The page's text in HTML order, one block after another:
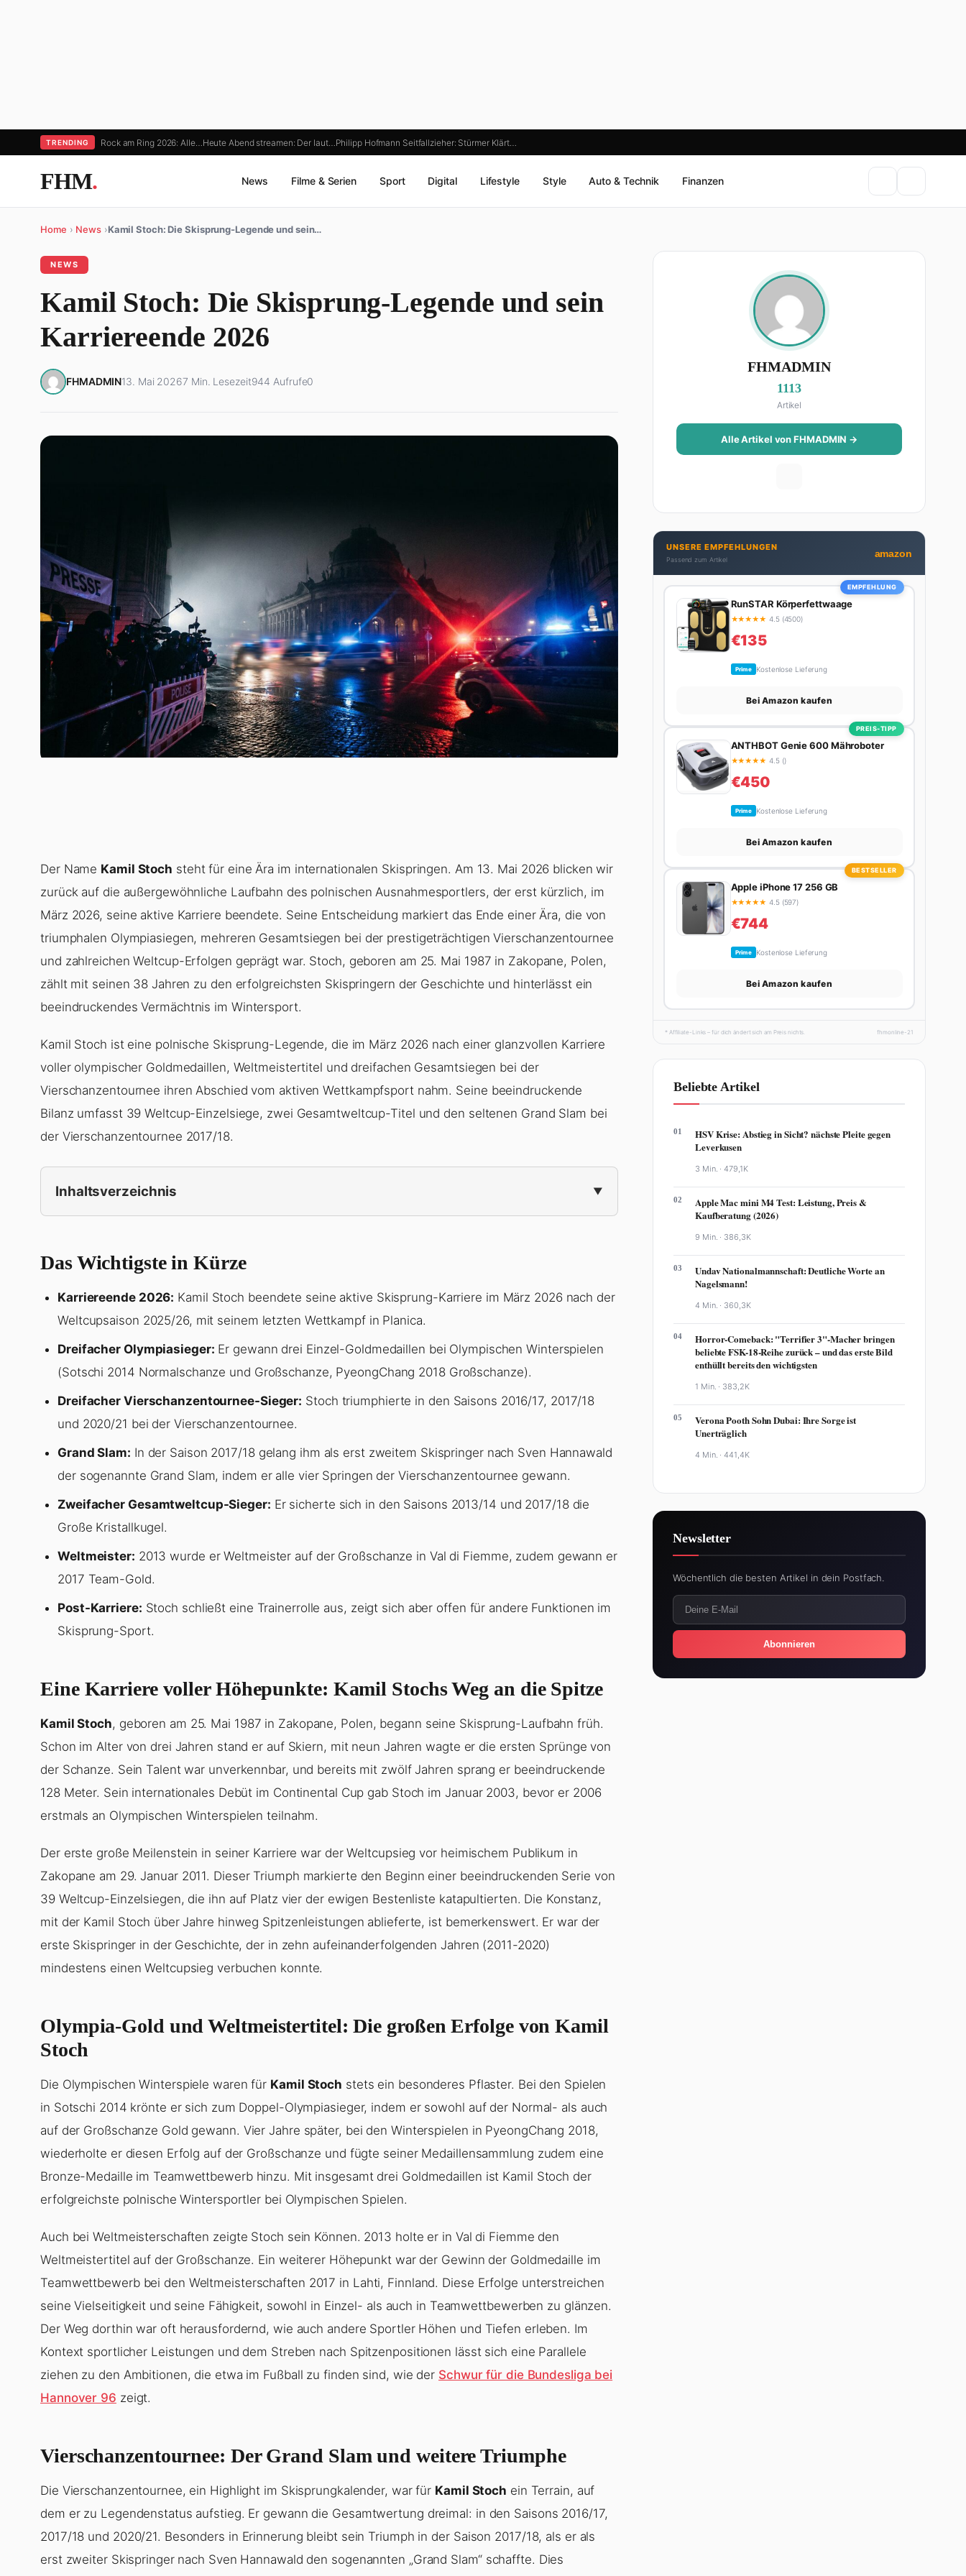
TRENDING Rock am Ring 2026: Alle… Heute Abend streamen: Der laut… Philipp Hofmann Seitfallzieher: Stürmer Klärt…
FHM. News Filme & Serien Sport Digital Lifestyle Style Auto & Technik Finanzen
Home › News ›Kamil Stoch: Die Skisprung-Legende und sein…
NEWS
Kamil Stoch: Die Skisprung-Legende und sein
Karriereende 2026
FHMADMIN13. Mai 20267 Min. Lesezeit944 Aufrufe0
Der Name Kamil Stoch steht für eine Ära im internationalen Skispringen. Am 13. Mai 2026 blicken wir
zurück auf die außergewöhnliche Laufbahn des polnischen Ausnahmesportlers, der erst kürzlich, im
März 2026, seine aktive Karriere beendete. Seine Entscheidung markiert das Ende einer Ära, die von
triumphalen Olympiasiegen, mehreren Gesamtsiegen bei der prestigeträchtigen Vierschanzentournee
und zahlreichen Weltcup-Erfolgen geprägt war. Stoch, geboren am 25. Mai 1987 in Zakopane, Polen,
zählt mit seinen 38 Jahren zu den erfolgreichsten Skispringern der Geschichte und hinterlässt ein
beeindruckendes Vermächtnis im Wintersport.
Kamil Stoch ist eine polnische Skisprung-Legende, die im März 2026 nach einer glanzvollen Karriere
voller olympischer Goldmedaillen, Weltmeistertitel und dreifachen Gesamtsiegen bei der
Vierschanzentournee ihren Abschied vom aktiven Wettkampfsport nahm. Seine beeindruckende
Bilanz umfasst 39 Weltcup-Einzelsiege, zwei Gesamtweltcup-Titel und den seltenen Grand Slam bei
der Vierschanzentournee 2017/18.
Inhaltsverzeichnis
Das Wichtigste in Kürze
Karriereende 2026: Kamil Stoch beendete seine aktive Skisprung-Karriere im März 2026 nach der
Weltcupsaison 2025/26, mit seinem letzten Wettkampf in Planica.
Dreifacher Olympiasieger: Er gewann drei Einzel-Goldmedaillen bei Olympischen Winterspielen
(Sotschi 2014 Normalschanze und Großschanze, PyeongChang 2018 Großschanze).
Dreifacher Vierschanzentournee-Sieger: Stoch triumphierte in den Saisons 2016/17, 2017/18
und 2020/21 bei der Vierschanzentournee.
Grand Slam: In der Saison 2017/18 gelang ihm als erst zweitem Skispringer nach Sven Hannawald
der sogenannte Grand Slam, indem er alle vier Springen der Vierschanzentournee gewann.
Zweifacher Gesamtweltcup-Sieger: Er sicherte sich in den Saisons 2013/14 und 2017/18 die
Große Kristallkugel.
Weltmeister: 2013 wurde er Weltmeister auf der Großschanze in Val di Fiemme, zudem gewann er
2017 Team-Gold.
Post-Karriere: Stoch schließt eine Trainerrolle aus, zeigt sich aber offen für andere Funktionen im
Skisprung-Sport.
Eine Karriere voller Höhepunkte: Kamil Stochs Weg an die Spitze
Kamil Stoch, geboren am 25. Mai 1987 in Zakopane, Polen, begann seine Skisprung-Laufbahn früh.
Schon im Alter von drei Jahren stand er auf Skiern, mit neun Jahren wagte er die ersten Sprünge von
der Schanze. Sein Talent war unverkennbar, und bereits mit zwölf Jahren sprang er beeindruckende
128 Meter. Sein internationales Debüt im Continental Cup gab Stoch im Januar 2003, bevor er 2006
erstmals an Olympischen Winterspielen teilnahm.
Der erste große Meilenstein in seiner Karriere war der Weltcupsieg vor heimischem Publikum in
Zakopane am 29. Januar 2011. Dieser Triumph markierte den Beginn einer beeindruckenden Serie von
39 Weltcup-Einzelsiegen, die ihn auf Platz vier der ewigen Bestenliste katapultierten. Die Konstanz,
mit der Kamil Stoch über Jahre hinweg Spitzenleistungen ablieferte, ist bemerkenswert. Er war der
erste Skispringer in der Geschichte, der in zehn aufeinanderfolgenden Jahren (2011-2020)
mindestens einen Weltcupsieg verbuchen konnte.
Olympia-Gold und Weltmeistertitel: Die großen Erfolge von Kamil
Stoch
Die Olympischen Winterspiele waren für Kamil Stoch stets ein besonderes Pflaster. Bei den Spielen
in Sotschi 2014 krönte er sich zum Doppel-Olympiasieger, indem er sowohl auf der Normal- als auch
auf der Großschanze Gold gewann. Vier Jahre später, bei den Winterspielen in PyeongChang 2018,
wiederholte er diesen Erfolg auf der Großschanze und fügte seiner Medaillensammlung zudem eine
Bronze-Medaille im Teamwettbewerb hinzu. Mit insgesamt drei Goldmedaillen ist Kamil Stoch der
erfolgreichste polnische Wintersportler bei Olympischen Spielen.
Auch bei Weltmeisterschaften zeigte Stoch sein Können. 2013 holte er in Val di Fiemme den
Weltmeistertitel auf der Großschanze. Ein weiterer Höhepunkt war der Gewinn der Goldmedaille im
Teamwettbewerb bei den Weltmeisterschaften 2017 in Lahti, Finnland. Diese Erfolge unterstreichen
seine Vielseitigkeit und seine Fähigkeit, sowohl in Einzel- als auch in Teamwettbewerben zu glänzen.
Der Weg dorthin war oft herausfordernd, wie auch andere Sportler Höhen und Tiefen erleben. Im
Kontext sportlicher Leistungen und dem Streben nach Spitzenpositionen lässt sich eine Parallele
ziehen zu den Ambitionen, die etwa im Fußball zu finden sind, wie der Schwur für die Bundesliga bei
Hannover 96 zeigt.
Vierschanzentournee: Der Grand Slam und weitere Triumphe
Die Vierschanzentournee, ein Highlight im Skisprungkalender, war für Kamil Stoch ein Terrain, auf
dem er zu Legendenstatus aufstieg. Er gewann die Gesamtwertung dreimal: in den Saisons 2016/17,
2017/18 und 2020/21. Besonders in Erinnerung bleibt sein Triumph in der Saison 2017/18, als er als
erst zweiter Skispringer nach Sven Hannawald den sogenannten „Grand Slam“ schaffte. Dies
FHMADMIN
1113
Artikel
Alle Artikel von FHMADMIN →
UNSERE EMPFEHLUNGEN
Passend zum Artikel
amazon
EMPFEHLUNG
RunSTAR Körperfettwaage
★★★★★ 4.5 (4500)
€135
Prime Kostenlose Lieferung
Bei Amazon kaufen
PREIS-TIPP
ANTHBOT Genie 600 Mähroboter
★★★★★ 4.5 ()
€450
Prime Kostenlose Lieferung
Bei Amazon kaufen
BESTSELLER
Apple iPhone 17 256 GB
★★★★★ 4.5 (597)
€744
Prime Kostenlose Lieferung
Bei Amazon kaufen
* Affiliate-Links – für dich ändert sich am Preis nichts. fhmonline-21
Beliebte Artikel
01
HSV Krise: Abstieg in Sicht? nächste Pleite gegen
Leverkusen
3 Min. ·479,1K
02
Apple Mac mini M4 Test: Leistung, Preis &
Kaufberatung (2026)
9 Min. · 386,3K
03
Undav Nationalmannschaft: Deutliche Worte an
Nagelsmann!
4 Min. · 360,3K
04
Horror-Comeback: "Terrifier 3"-Macher bringen
beliebte FSK-18-Reihe zurück – und das erste Bild
enthüllt bereits den wichtigsten
1 Min. · 383,2K
05
Verona Pooth Sohn Dubai: Ihre Sorge ist
Unerträglich
4 Min. ·441,4K
Newsletter
Wöchentlich die besten Artikel in dein Postfach.
Abonnieren